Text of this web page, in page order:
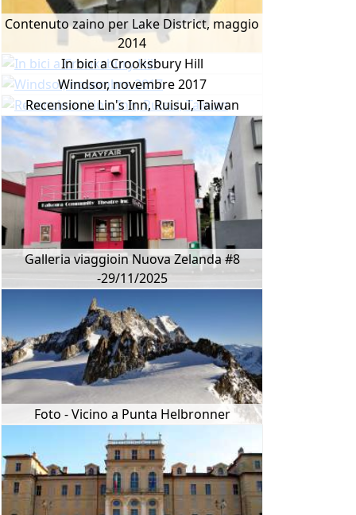
Contenuto zaino per Lake District, maggio
2014
In bici a Crooksbury Hill
Windsor, novembre 2017
Recensione Lin's Inn, Ruisui, Taiwan
Galleria viaggioin Nuova Zelanda #8
-29/11/2025
Foto - Vicino a Punta Helbronner